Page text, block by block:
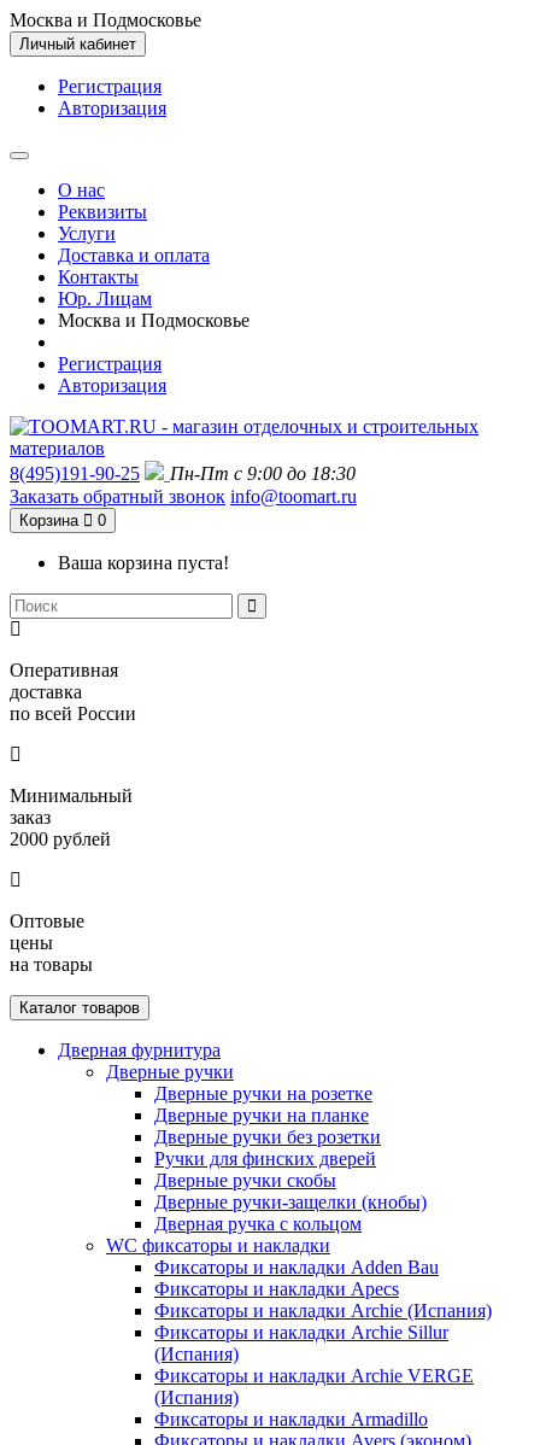
Москва и Подмосковье
Личный кабинет
Регистрация
Авторизация
О нас
Реквизиты
Услуги
Доставка и оплата
Контакты
Юр. Лицам
Москва и Подмосковье
Регистрация
Авторизация
8(495)191-90-25
Пн-Пт с 9:00 до 18:30
Заказать обратный звонок info@toomart.ru
Корзина 0
Ваша корзина пуста!
Оперативная
доставка
по всей России
Минимальный
заказ
2000 рублей
Оптовые
цены
на товары
Каталог товаров
Дверная фурнитура
Дверные ручки
Дверные ручки на розетке
Дверные ручки на планке
Дверные ручки без розетки
Ручки для финских дверей
Дверные ручки скобы
Дверные ручки-защелки (кнобы)
Дверная ручка с кольцом
WC фиксаторы и накладки
Фиксаторы и накладки Adden Bau
Фиксаторы и накладки Apecs
Фиксаторы и накладки Archie (Испания)
Фиксаторы и накладки Archie Sillur
(Испания)
Фиксаторы и накладки Archie VERGE
(Испания)
Фиксаторы и накладки Armadillo
Фиксаторы и накладки Avers (эконом)